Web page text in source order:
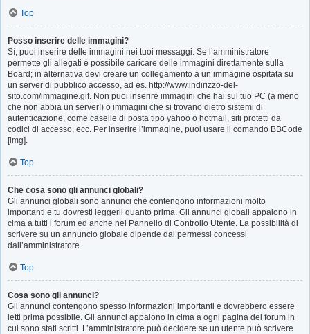
Top
Posso inserire delle immagini?
Sì, puoi inserire delle immagini nei tuoi messaggi. Se l’amministratore
permette gli allegati è possibile caricare delle immagini direttamente sulla
Board; in alternativa devi creare un collegamento a un’immagine ospitata su
un server di pubblico accesso, ad es. http://www.indirizzo-del-
sito.com/immagine.gif. Non puoi inserire immagini che hai sul tuo PC (a meno
che non abbia un server!) o immagini che si trovano dietro sistemi di
autenticazione, come caselle di posta tipo yahoo o hotmail, siti protetti da
codici di accesso, ecc. Per inserire l’immagine, puoi usare il comando BBCode
[img].
Top
Che cosa sono gli annunci globali?
Gli annunci globali sono annunci che contengono informazioni molto
importanti e tu dovresti leggerli quanto prima. Gli annunci globali appaiono in
cima a tutti i forum ed anche nel Pannello di Controllo Utente. La possibilità di
scrivere su un annuncio globale dipende dai permessi concessi
dall’amministratore.
Top
Cosa sono gli annunci?
Gli annunci contengono spesso informazioni importanti e dovrebbero essere
letti prima possibile. Gli annunci appaiono in cima a ogni pagina del forum in
cui sono stati scritti. L’amministratore può decidere se un utente può scrivere